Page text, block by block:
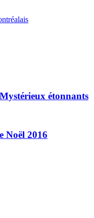
étonnants
Noël 2016